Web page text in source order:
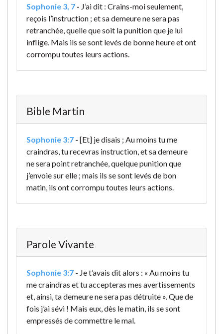
Sophonie 3, 7 - J’ai dit : Crains-moi seulement,
reçois l’instruction ; et sa demeure ne sera pas
retranchée, quelle que soit la punition que je lui
inflige. Mais ils se sont levés de bonne heure et ont
corrompu toutes leurs actions.
Bible Martin
Sophonie 3:7 - [Et] je disais ; Au moins tu me
craindras, tu recevras instruction, et sa demeure
ne sera point retranchée, quelque punition que
j’envoie sur elle ; mais ils se sont levés de bon
matin, ils ont corrompu toutes leurs actions.
Parole Vivante
Sophonie 3:7 - Je t’avais dit alors : « Au moins tu
me craindras et tu accepteras mes avertissements
et, ainsi, ta demeure ne sera pas détruite ». Que de
fois j’ai sévi ! Mais eux, dès le matin, ils se sont
empressés de commettre le mal.